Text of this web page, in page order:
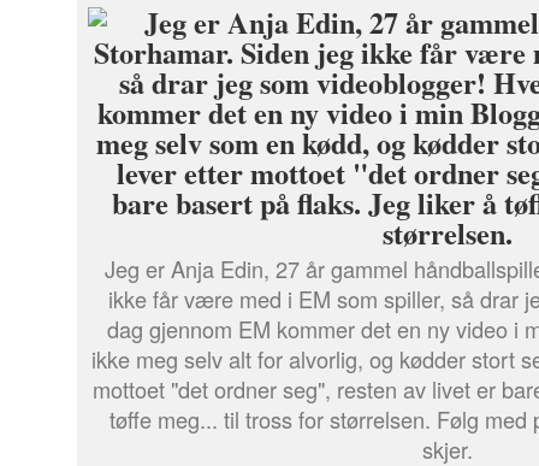
Jeg er Anja Edin, 27 år gammel
ikke får være med i EM som spiller, så drar
dag gjennom EM kommer det en ny video i
ikke meg selv alt for alvorlig, og kødder stort
mottoet "det ordner seg", resten av livet er
tøffe meg... til tross for størrelsen. Følg med
skjer.